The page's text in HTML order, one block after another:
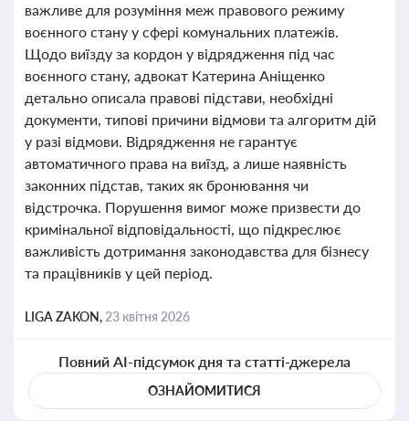
важливе для розуміння меж правового режиму
воєнного стану у сфері комунальних платежів.
Щодо виїзду за кордон у відрядження під час
воєнного стану, адвокат Катерина Аніщенко
детально описала правові підстави, необхідні
документи, типові причини відмови та алгоритм дій
у разі відмови. Відрядження не гарантує
автоматичного права на виїзд, а лише наявність
законних підстав, таких як бронювання чи
відстрочка. Порушення вимог може призвести до
кримінальної відповідальності, що підкреслює
важливість дотримання законодавства для бізнесу
та працівників у цей період.
LIGA ZAKON, 23 квітня 2026
Повний AI-підсумок дня та статті-джерела
ОЗНАЙОМИТИСЯ